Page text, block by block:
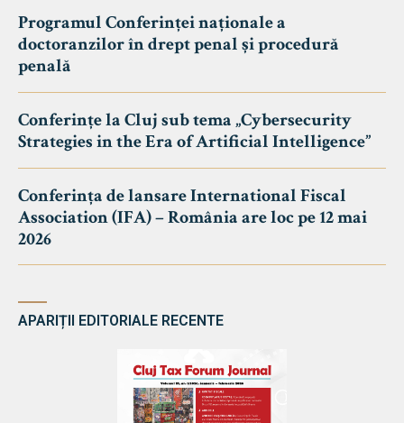
Programul Conferinței naționale a
doctoranzilor în drept penal și procedură
penală
Conferințe la Cluj sub tema „Cybersecurity
Strategies in the Era of Artificial Intelligence”
Conferința de lansare International Fiscal
Association (IFA) – România are loc pe 12 mai
2026
APARIȚII EDITORIALE RECENTE